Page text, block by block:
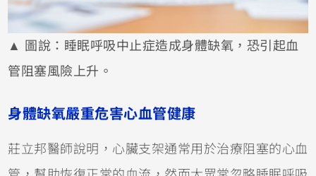
▲ 圖說：睡眠呼吸中止症造成身體缺氧，恐引起血
管阻塞風險上升。
身體缺氧嚴重危害心血管健康
莊立邦醫師說明，心臟支架通常用於治療阻塞的心血